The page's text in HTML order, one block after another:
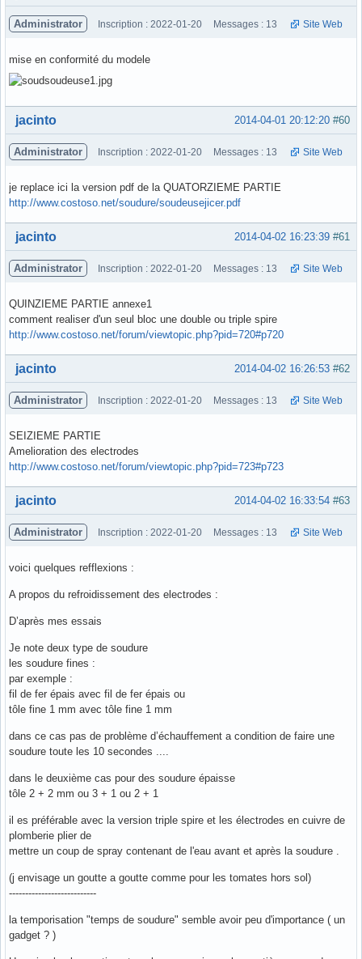
Administrator Inscription : 2022-01-20 Messages : 13 Site Web
mise en conformité du modele
Hors ligne #60
2014-04-01 20:12:20
jacinto
Administrator Inscription : 2022-01-20 Messages : 13 Site Web
je replace ici la version pdf de la QUATORZIEME PARTIE
http://www.costoso.net/soudure/soudeusejicer.pdf
Hors ligne #61
2014-04-02 16:23:39
jacinto
Administrator Inscription : 2022-01-20 Messages : 13 Site Web
QUINZIEME PARTIE annexe1
comment realiser d'un seul bloc une double ou triple spire
http://www.costoso.net/forum/viewtopic.php?pid=720#p720
Hors ligne #62
2014-04-02 16:26:53
jacinto
Administrator Inscription : 2022-01-20 Messages : 13 Site Web
SEIZIEME PARTIE
Amelioration des electrodes
http://www.costoso.net/forum/viewtopic.php?pid=723#p723
Hors ligne #63
2014-04-02 16:33:54
jacinto
Administrator Inscription : 2022-01-20 Messages : 13 Site Web
voici quelques refflexions :
A propos du refroidissement des electrodes :
D’après mes essais
Je note deux type de soudure
les soudure fines :
par exemple :
fil de fer épais avec fil de fer épais ou
tôle fine 1 mm avec tôle fine 1 mm
dans ce cas pas de problème d’échauffement a condition de faire une
soudure toute les 10 secondes ....
dans le deuxième cas pour des soudure épaisse
tôle 2 + 2 mm ou 3 + 1 ou 2 + 1
il es préférable avec la version triple spire et les électrodes en cuivre de
plomberie plier de
mettre un coup de spray contenant de l'eau avant et après la soudure .
(j envisage un goutte a goutte comme pour les tomates hors sol)
---------------------------
la temporisation "temps de soudure" semble avoir peu d'importance ( un
gadget ? )